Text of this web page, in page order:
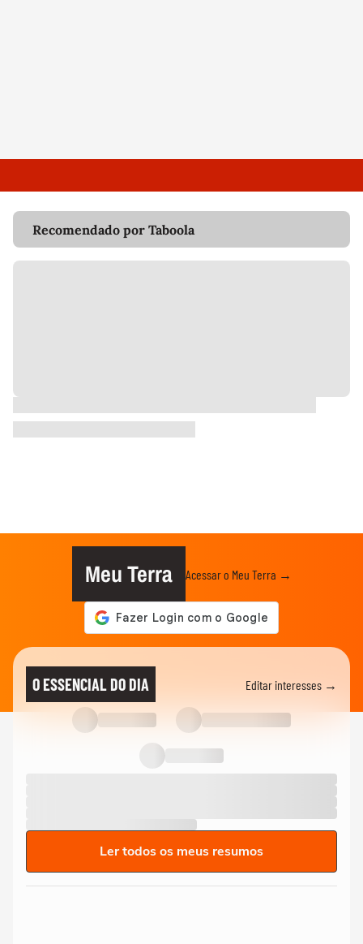
Recomendado por Taboola
Meu Terra Acessar o Meu Terra →
O ESSENCIAL DO DIA Editar interesses →
Ler todos os meus resumos